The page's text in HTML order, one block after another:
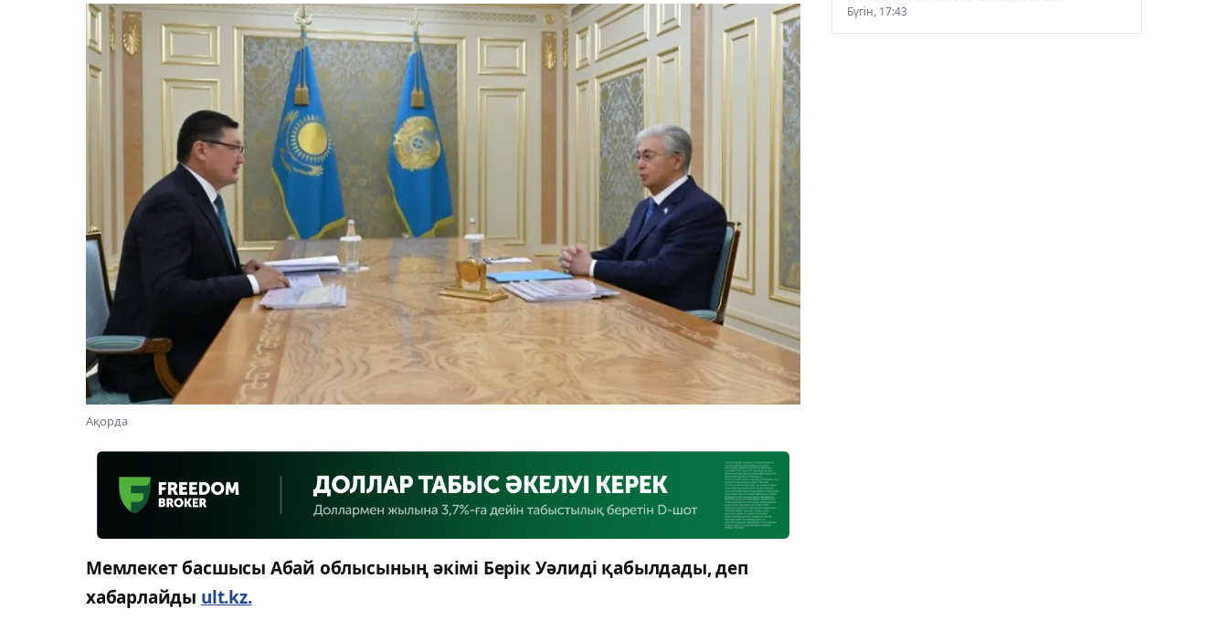
Ақорда
Мемлекет басшысы Абай облысының әкімі Берік Уәлиді қабылдады, деп
хабарлайды ult.kz.
Бүгін, 17:43